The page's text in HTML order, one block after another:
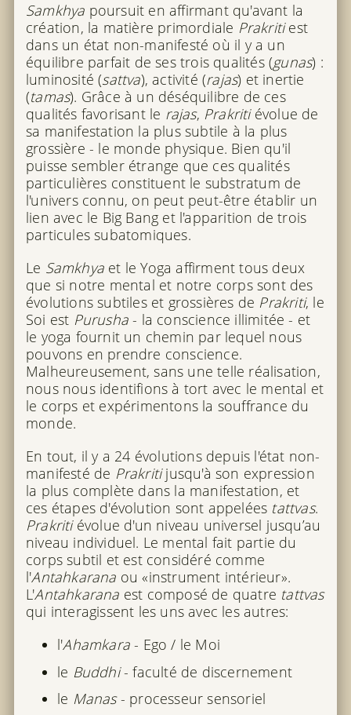
Samkhya poursuit en affirmant qu'avant la
création, la matière primordiale Prakritiest
dans un état non-manifesté où il y a un
équilibre parfait de ses trois qualités (gunas) :
luminosité (sattva), activité (rajas) et inertie
(tamas). Grâce à un déséquilibre de ces
qualités favorisant le rajas, Prakritiévolue de
sa manifestation la plus subtile à la plus
grossière - le monde physique. Bien qu'il
puisse sembler étrange que ces qualités
particulières constituent le substratum de
l'univers connu, on peut peut-être établir un
lien avec le Big Bang et l'apparition de trois
particules subatomiques.
Le Samkhyaet le Yoga affirment tous deux
que si notre mental et notre corps sont des
évolutions subtiles et grossières de Prakriti, le
Soi est Purusha- la conscience illimitée - et
le yoga fournit un chemin par lequel nous
pouvons en prendre conscience.
Malheureusement, sans une telle réalisation,
nous nous identifions à tort avec le mental et
le corps et expérimentons la souffrance du
monde.
En tout, il y a 24 évolutions depuis l'état non-
manifesté de Prakritijusqu'à son expression
la plus complète dans la manifestation, et
ces étapes d'évolution sont appelées tattvas.
Prakritiévolue d'un niveau universel jusqu’au
niveau individuel. Le mental fait partie du
corps subtil et est considéré comme
l'Antahkarana ou «instrument intérieur».
L'Antahkarana est composé de quatre tattvas
qui interagissent les uns avec les autres:
l'Ahamkara- Ego / le Moi
le Buddhi- faculté de discernement
le Manas- processeur sensoriel